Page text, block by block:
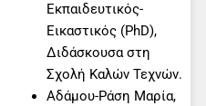
Εκπαιδευτικός-
Εικαστικός (PhD),
Διδάσκουσα στη
Σχολή Καλών Τεχνών.
Αδάμου-Ράση Μαρία,